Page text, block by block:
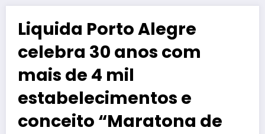
Liquida Porto Alegre
celebra 30 anos com
mais de 4 mil
estabelecimentos e
conceito “Maratona de